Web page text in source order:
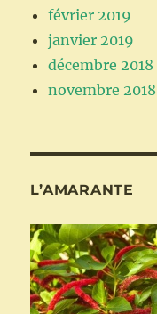
février 2019
janvier 2019
décembre 2018
novembre 2018
L’AMARANTE